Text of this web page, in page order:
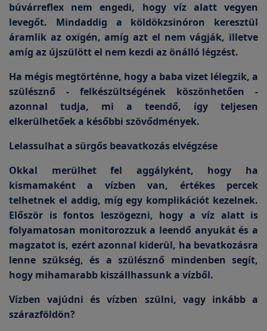
búvárreflex nem engedi, hogy víz alatt vegyen
levegőt. Mindaddig a köldökzsinóron keresztül
áramlik az oxigén, amíg azt el nem vágják, illetve
amíg az újszülött el nem kezdi az önálló légzést.
Ha mégis megtörténne, hogy a baba vizet lélegzik, a
szülésznő - felkészültségének köszönhetően -
azonnal tudja, mi a teendő, így teljesen
elkerülhetőek a későbbi szövődmények.
Lelassulhat a sürgős beavatkozás elvégzése
Okkal merülhet fel aggályként, hogy ha
kismamaként a vízben van, értékes percek
telhetnek el addig, míg egy komplikációt kezelnek.
Először is fontos leszögezni, hogy a víz alatt is
folyamatosan monitorozzuk a leendő anyukát és a
magzatot is, ezért azonnal kiderül, ha bevatkozásra
lenne szükség, és a szülésznő mindenben segít,
hogy mihamarabb kiszállhassunk a vízből.
Vízben vajúdni és vízben szülni, vagy inkább a
szárazföldön?